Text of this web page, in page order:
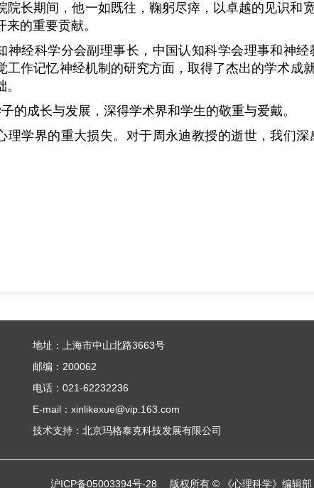
院长期间，他一如既往，鞠躬尽瘁，以卓越的见识和
的重要贡献。
神经科学分会副理事长，中国认知科学会理事和神
工作记忆神经机制的研究方面，取得了杰出的学术成
的成长与发展，深得学术界和学生的敬重与爱戴。
理学界的重大损失。对于周永迪教授的逝世，我们
地址：上海市中山北路3663号
邮编：200062
电话：021-62232236
E-mail：xinlikexue@vip.163.com
技术支持： 北京玛格泰克科技发展有限公司
沪ICP备05003394号-28 版权所有 © 《心理科学》编辑部